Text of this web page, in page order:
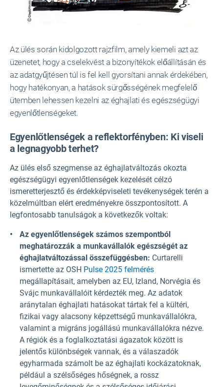
Az ülés során kidolgozott rajzfilm, amely kiemeli azt az
üzenetet, hogy a cselekvést a bizonyítékok előállításán és
az adatgyűjtésen túl is fel kell gyorsítani annak érdekében,
hogy hatékonyan, a hatások sürgősségének megfelelő
ütemben lehessen kezelni az éghajlati és egészségügyi
egyenlőtlenségeket.
Egyenlőtlenségek a reflektorfényben: Ki viseli
a legnagyobb terhet?
Az ülés első szegmense az éghajlatváltozás okozta
egészségügyi egyenlőtlenségek kezelését célzó
ismeretterjesztő és érdekképviseleti tevékenységek terén a
közelmúltban elért eredményekre összpontosított. A
legfontosabb tanulságok a következők voltak:
Az egyenlőtlenségek számos szempontból
meghatározzák a munkavállalók egészségét az
éghajlatváltozással összefüggésben: Curtarelli
ismertette az OSH Pulse 2025 felmérés
megállapításait, amelyben az EU, Izland, Norvégia és
Svájc munkavállalóit kérdezték meg. Az adatok
aránytalan éghajlati hatásokat tártak fel a kültéri,
fizikai vagy alacsony képzettségű munkavállalókra,
valamint a migráns jogállású munkavállalókra nézve.
A régiók és a foglalkoztatási ágazatok között is
jelentős különbségek vannak, és a válaszadók
egyharmada számolt be az éghajlati kockázatoknak,
például a szélsőséges hőségnek, a rossz